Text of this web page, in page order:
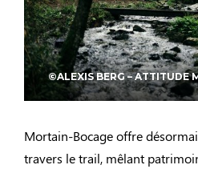
©ALEXIS BERG – ATTITUDE
Mortain-Bocage offre
travers le trail, mêlant